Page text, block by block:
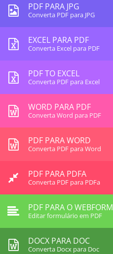
PDF PARA JPG
Converta PDF para JPG
EXCEL PARA PDF
Converta Excel para PDF
PDF TO EXCEL
Converta PDF para Excel
WORD PARA PDF
Converta Word para PDF
PDF PARA WORD
Converta PDF para Word
PDF PARA PDFA
Converta PDF para PDFa
PDF PARA O WEBFORM
Editar formulário em PDF
DOCX PARA DOC
Converta Docx para Doc